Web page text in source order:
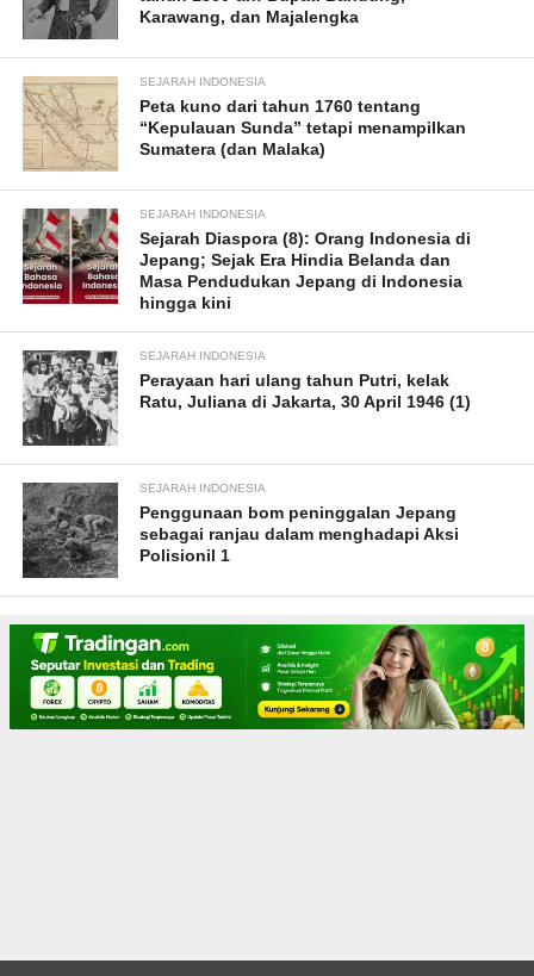
Karawang, dan Majalengka
SEJARAH INDONESIA
Peta kuno dari tahun 1760 tentang
“Kepulauan Sunda” tetapi menampilkan
Sumatera (dan Malaka)
SEJARAH INDONESIA
Sejarah Diaspora (8): Orang Indonesia di
Jepang; Sejak Era Hindia Belanda dan
Masa Pendudukan Jepang di Indonesia
hingga kini
SEJARAH INDONESIA
Perayaan hari ulang tahun Putri, kelak
Ratu, Juliana di Jakarta, 30 April 1946 (1)
SEJARAH INDONESIA
Penggunaan bom peninggalan Jepang
sebagai ranjau dalam menghadapi Aksi
Polisionil 1